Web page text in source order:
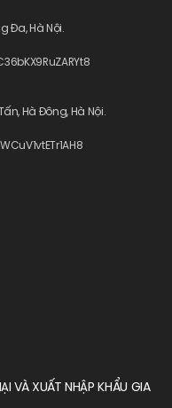
Đa, Hà Nội.
Hà Đông, Hà Nội.
VÀ XUẤT NHẬP KHẨU GIA